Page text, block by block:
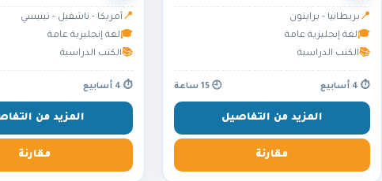
📍 بريطانيا - برايتون
🎓لغة إنجليزية عامة
📚الكتب الدراسية
⏱ 4 أسابيع 🕘 15 ساعة
المزيد من التفاصيل
مقارنة
📍 أمريكا - ناشفيل - تينيسي
🎓لغة إنجليزية عامة
📚الكتب الدراسية
⏱ 4 أسابيع
المزيد من
مقارنة